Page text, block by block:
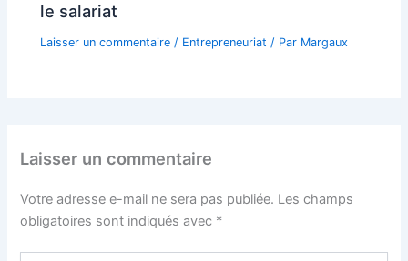
le salariat
Laisser un commentaire / Entrepreneuriat / Par Margaux
Laisser un commentaire
Votre adresse e-mail ne sera pas publiée. Les champs
obligatoires sont indiqués avec *